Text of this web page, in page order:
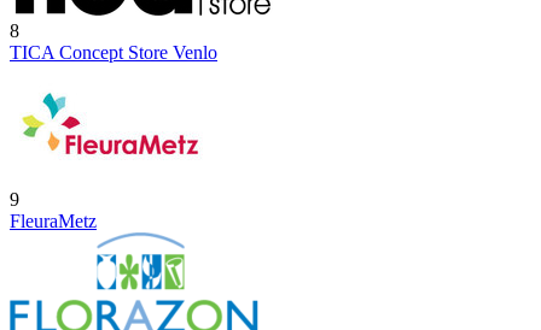
8
TICA Concept Store Venlo
9
FleuraMetz